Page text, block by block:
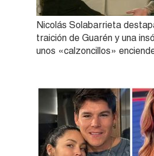
Nicolás Solabarrieta
traición de Guarén y una
unos «calzoncillos»